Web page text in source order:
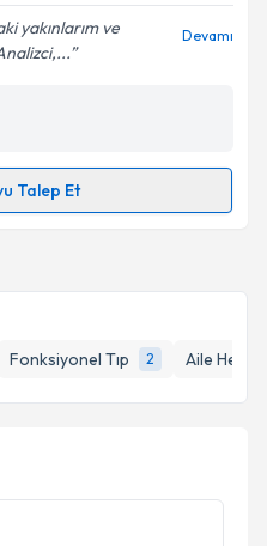
Fonksiyonel Tıp 2 Aile
verilerimin belirtilen
kabul ediyorum.
Gönder
yakınlarım ve
Devamı
Talep Et
e-posta ile
ilişkin